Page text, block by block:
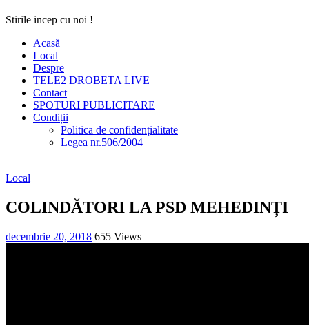
Stirile incep cu noi !
Acasă
Local
Despre
TELE2 DROBETA LIVE
Contact
SPOTURI PUBLICITARE
Condiții
Politica de confidențialitate
Legea nr.506/2004
Local
COLINDĂTORI LA PSD MEHEDINȚI
decembrie 20, 2018 655 Views